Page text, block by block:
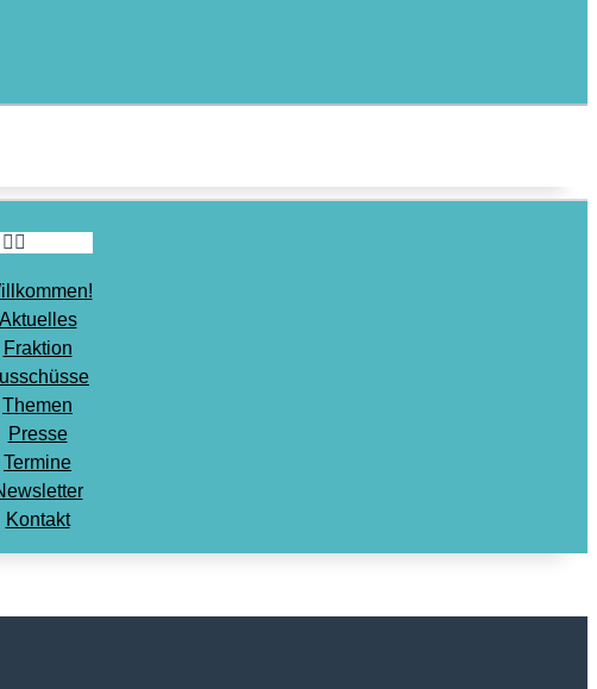
Aktuelles
Fraktion
Themen
Presse
Termine
Kontakt